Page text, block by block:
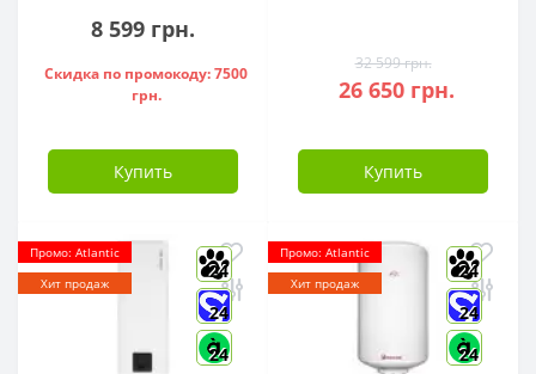
8 599 грн.
Скидка по промокоду: 7500
грн.
Купить
32 599 грн.
26 650 грн.
Купить
Промо: Atlantic
Хит продаж
24
24
24
Промо: Atlantic
Хит продаж
24
24
24